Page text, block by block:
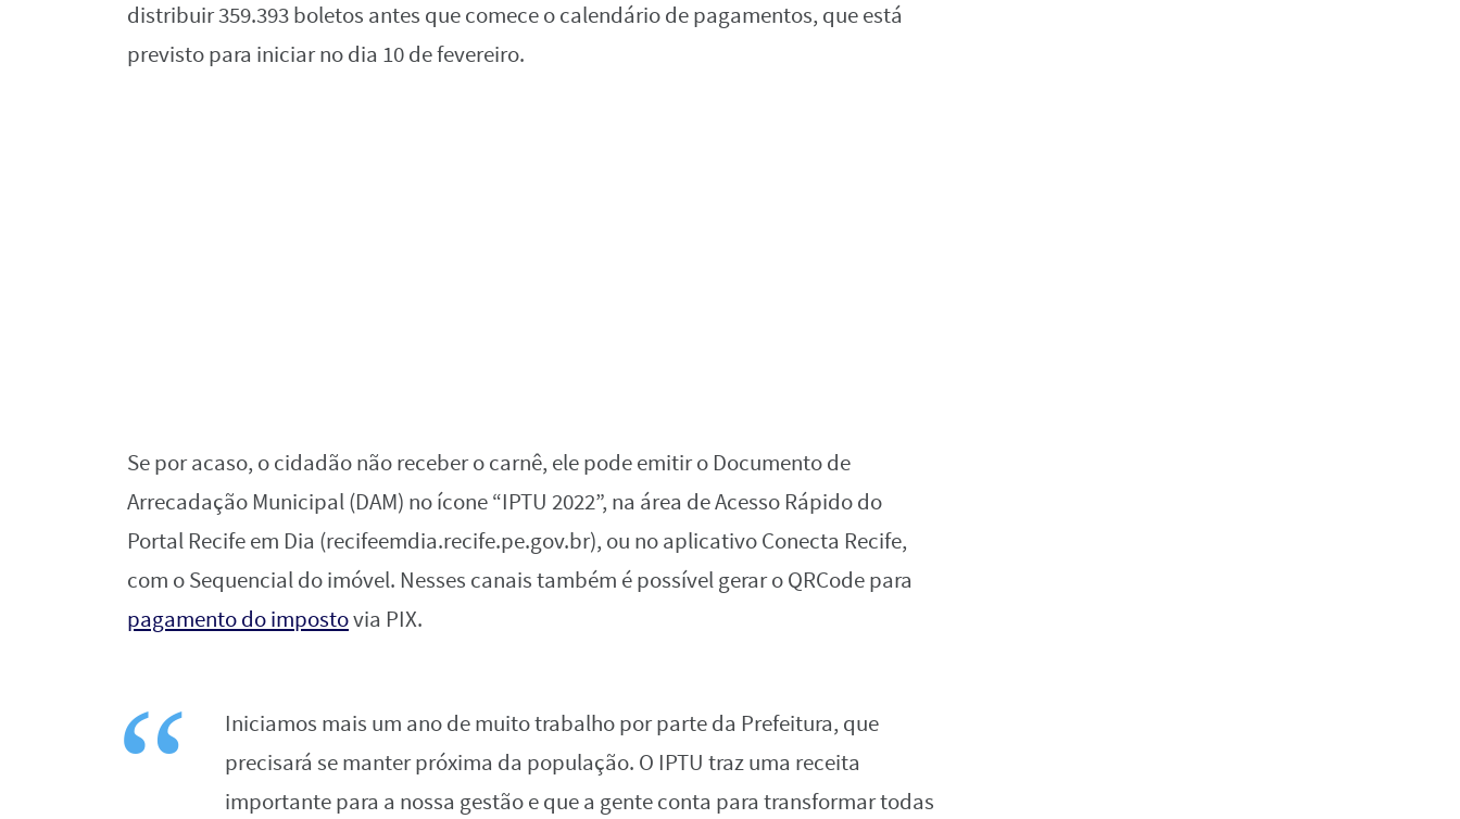
distribuir 359.393 boletos antes que comece o calendário de pagamentos, que está
previsto para iniciar no dia 10 de fevereiro.
Se por acaso, o cidadão não receber o carnê, ele pode emitir o Documento de
Arrecadação Municipal (DAM) no ícone “IPTU 2022”, na área de Acesso Rápido do
Portal Recife em Dia (recifeemdia.recife.pe.gov.br), ou no aplicativo Conecta Recife,
com o Sequencial do imóvel. Nesses canais também é possível gerar o QRCode para
pagamento do impostovia PIX.
Iniciamos mais um ano de muito trabalho por parte da Prefeitura, que
precisará se manter próxima da população. O IPTU traz uma receita
importante para a nossa gestão e que a gente conta para transformar todas